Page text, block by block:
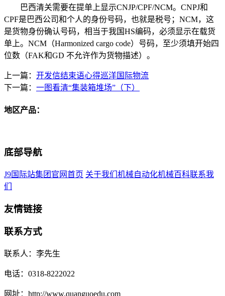
巴西清关需要在提单上显示CNJP/CPF/NCM。CNPJ和
CPF是巴西公司和个人的身份号码，也就是税号；NCM，这
是货物身份确认号码，相当于我国HS编码，必须显示在载货
单上。NCM（Harmonized cargo code）号码，至少须填开始四
位数（FAK和GD 不允许作为货物描述）。
上一篇： 开发信结束语心得巡洋国际物流
下一篇： 一图看清“集装箱堆场”（下）
地区产品：
底部导航
J9国际站集团官网首页 关于我们 机械自动化机械百科联系我
们
友情链接
联系方式
联系人：李先生
电话：0318-8222022
网址：http://www.quanguoedu.com